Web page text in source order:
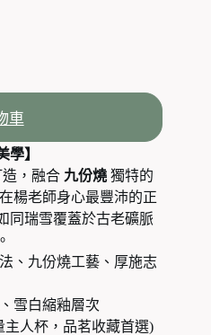
車
學】
，融合 九份燒 獨特的
楊老師身心最豐沛的正
同瑞雪覆蓋於古老礦脈
、九份燒工藝、厚施志
雪白縮釉層次
主人杯，品茗收藏首選)